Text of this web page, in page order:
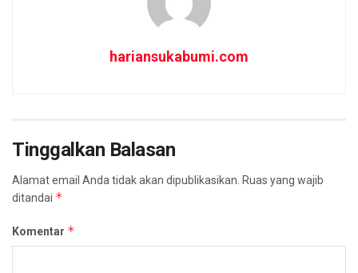
hariansukabumi.com
Tinggalkan Balasan
Alamat email Anda tidak akan dipublikasikan. Ruas yang wajib
ditandai *
Komentar *